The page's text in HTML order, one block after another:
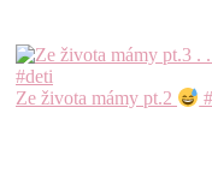
Ze života mámy pt.2